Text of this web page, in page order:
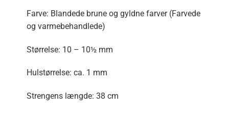
Farve: Blandede brune og gyldne farver (Farvede
og varmebehandlede)
Størrelse: 10 – 10½ mm
Hulstørrelse: ca. 1 mm
Strengens længde: 38 cm